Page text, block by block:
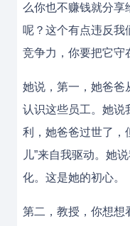
么你也不赚钱就分享
呢？这个有点违反我
竞争力，你要把它守
她说，第一，她爸爸
认识这些员工。她说
利，她爸爸过世了，
儿”来自我驱动。她
化。这是她的初心。
第二，教授，你想想